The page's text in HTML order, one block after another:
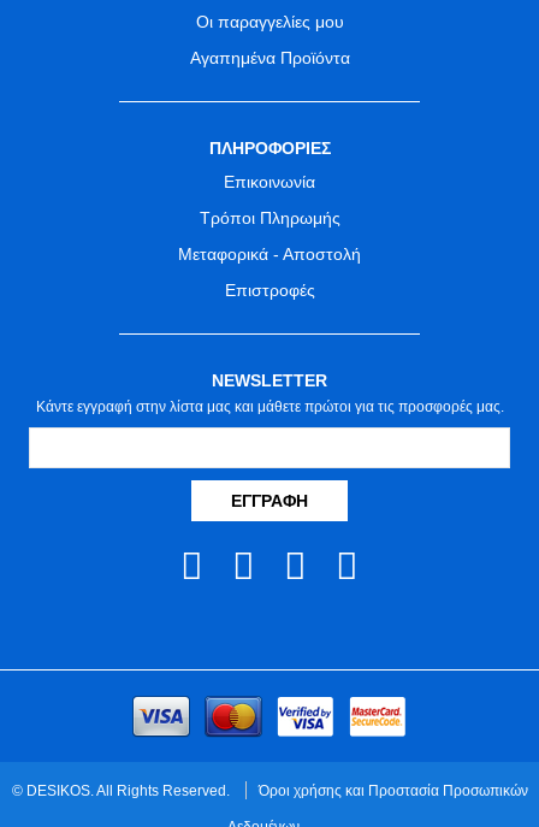
Οι παραγγελίες μου
Αγαπημένα Προϊόντα
ΠΛΗΡΟΦΟΡΙΕΣ
Επικοινωνία
Τρόποι Πληρωμής
Μεταφορικά - Αποστολή
Επιστροφές
NEWSLETTER
Κάντε εγγραφή στην λίστα μας και μάθετε πρώτοι για τις προσφορές μας.
ΕΓΓΡΑΦΉ
© DESIKOS. All Rights Reserved.
Όροι χρήσης και Προστασία Προσωπικών